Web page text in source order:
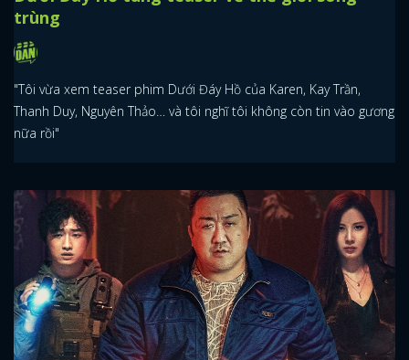
trùng
"Tôi vừa xem teaser phim Dưới Đáy Hồ của Karen, Kay Trần,
Thanh Duy, Nguyên Thảo… và tôi nghĩ tôi không còn tin vào gương
nữa rồi"